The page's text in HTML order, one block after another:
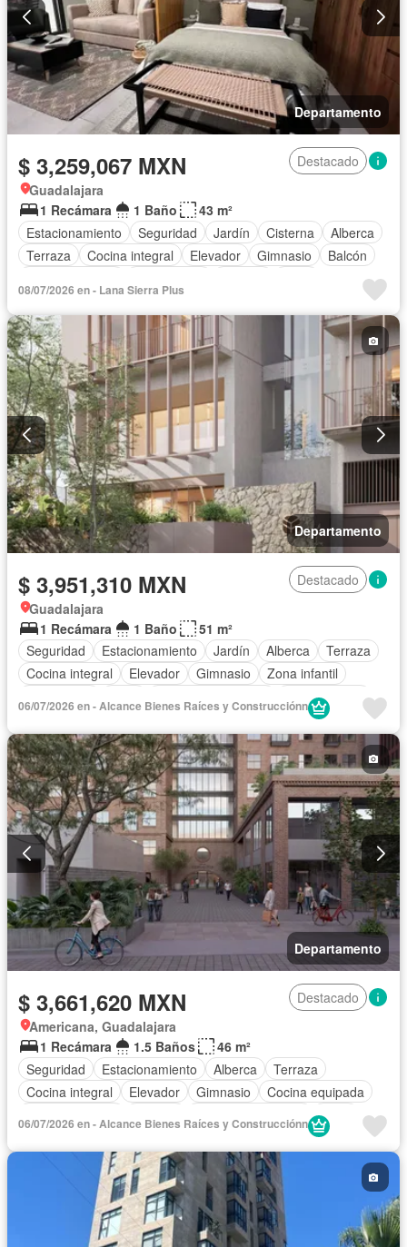
Departamento
$ 3,259,067 MXN
Destacado
Guadalajara
1 Recámara
1 Baño
43 m²
Estacionamiento
Seguridad Jardín Cisterna
Alberca
Terraza
Cocina integral Elevador Gimnasio
Balcón
Aire acondicionado
Sin amueblar
08/07/2026 en - Lana Sierra Plus
Departamento
$ 3,951,310 MXN
Destacado
Guadalajara
1 Recámara
1 Baño
51 m²
Seguridad
Estacionamiento Jardín Alberca
Terraza
Cocina integral
Elevador Gimnasio
Zona infantil
Zonas verdes
06/07/2026 en - Alcance Bienes Raí­ces y Construcciónn
Departamento
$ 3,661,620 MXN
Destacado
Americana, Guadalajara
1 Recámara
1.5 Baños
46 m²
Seguridad
Estacionamiento Alberca
Terraza
Cocina integral
Elevador Gimnasio
Cocina equipada
Agua
Zonas verdes
Despacho
Vista panorámica
Recámara con closet
Caseta de vigilancia
06/07/2026 en - Alcance Bienes Raí­ces y Construcciónn